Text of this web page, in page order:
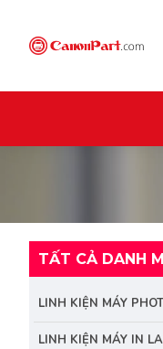
TẤT CẢ DANH
LINH KIỆN MÁY
LINH KIỆN MÁY IN